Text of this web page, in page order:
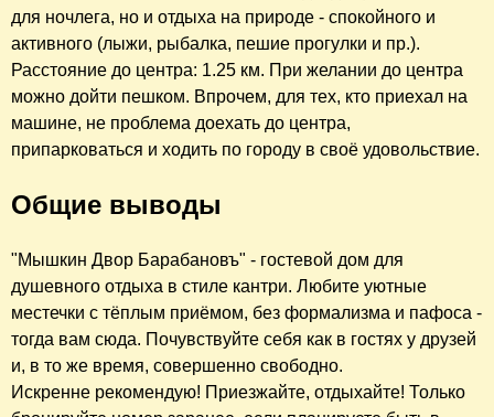
для ночлега, но и отдыха на природе - спокойного и
активного (лыжи, рыбалка, пешие прогулки и пр.).
Расстояние до центра: 1.25 км. При желании до центра
можно дойти пешком. Впрочем, для тех, кто приехал на
машине, не проблема доехать до центра,
припарковаться и ходить по городу в своё удовольствие.
Общие выводы
"Мышкин Двор Барабановъ" - гостевой дом для
душевного отдыха в стиле кантри. Любите уютные
местечки с тёплым приёмом, без формализма и пафоса -
тогда вам сюда. Почувствуйте себя как в гостях у друзей
и, в то же время, совершенно свободно.
Искренне рекомендую! Приезжайте, отдыхайте! Только